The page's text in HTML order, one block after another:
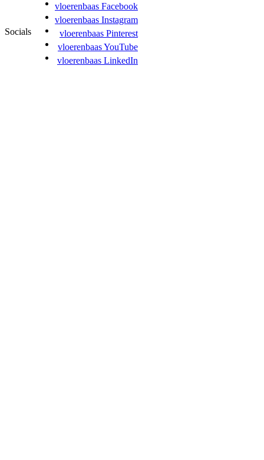
Socials
vloerenbaas Facebook
vloerenbaas Instagram
vloerenbaas Pinterest
vloerenbaas YouTube
vloerenbaas LinkedIn